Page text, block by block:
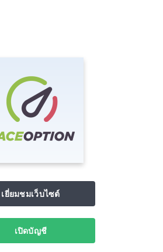
เยี่ยมชมเว็บไซต์
เปิดบัญชี